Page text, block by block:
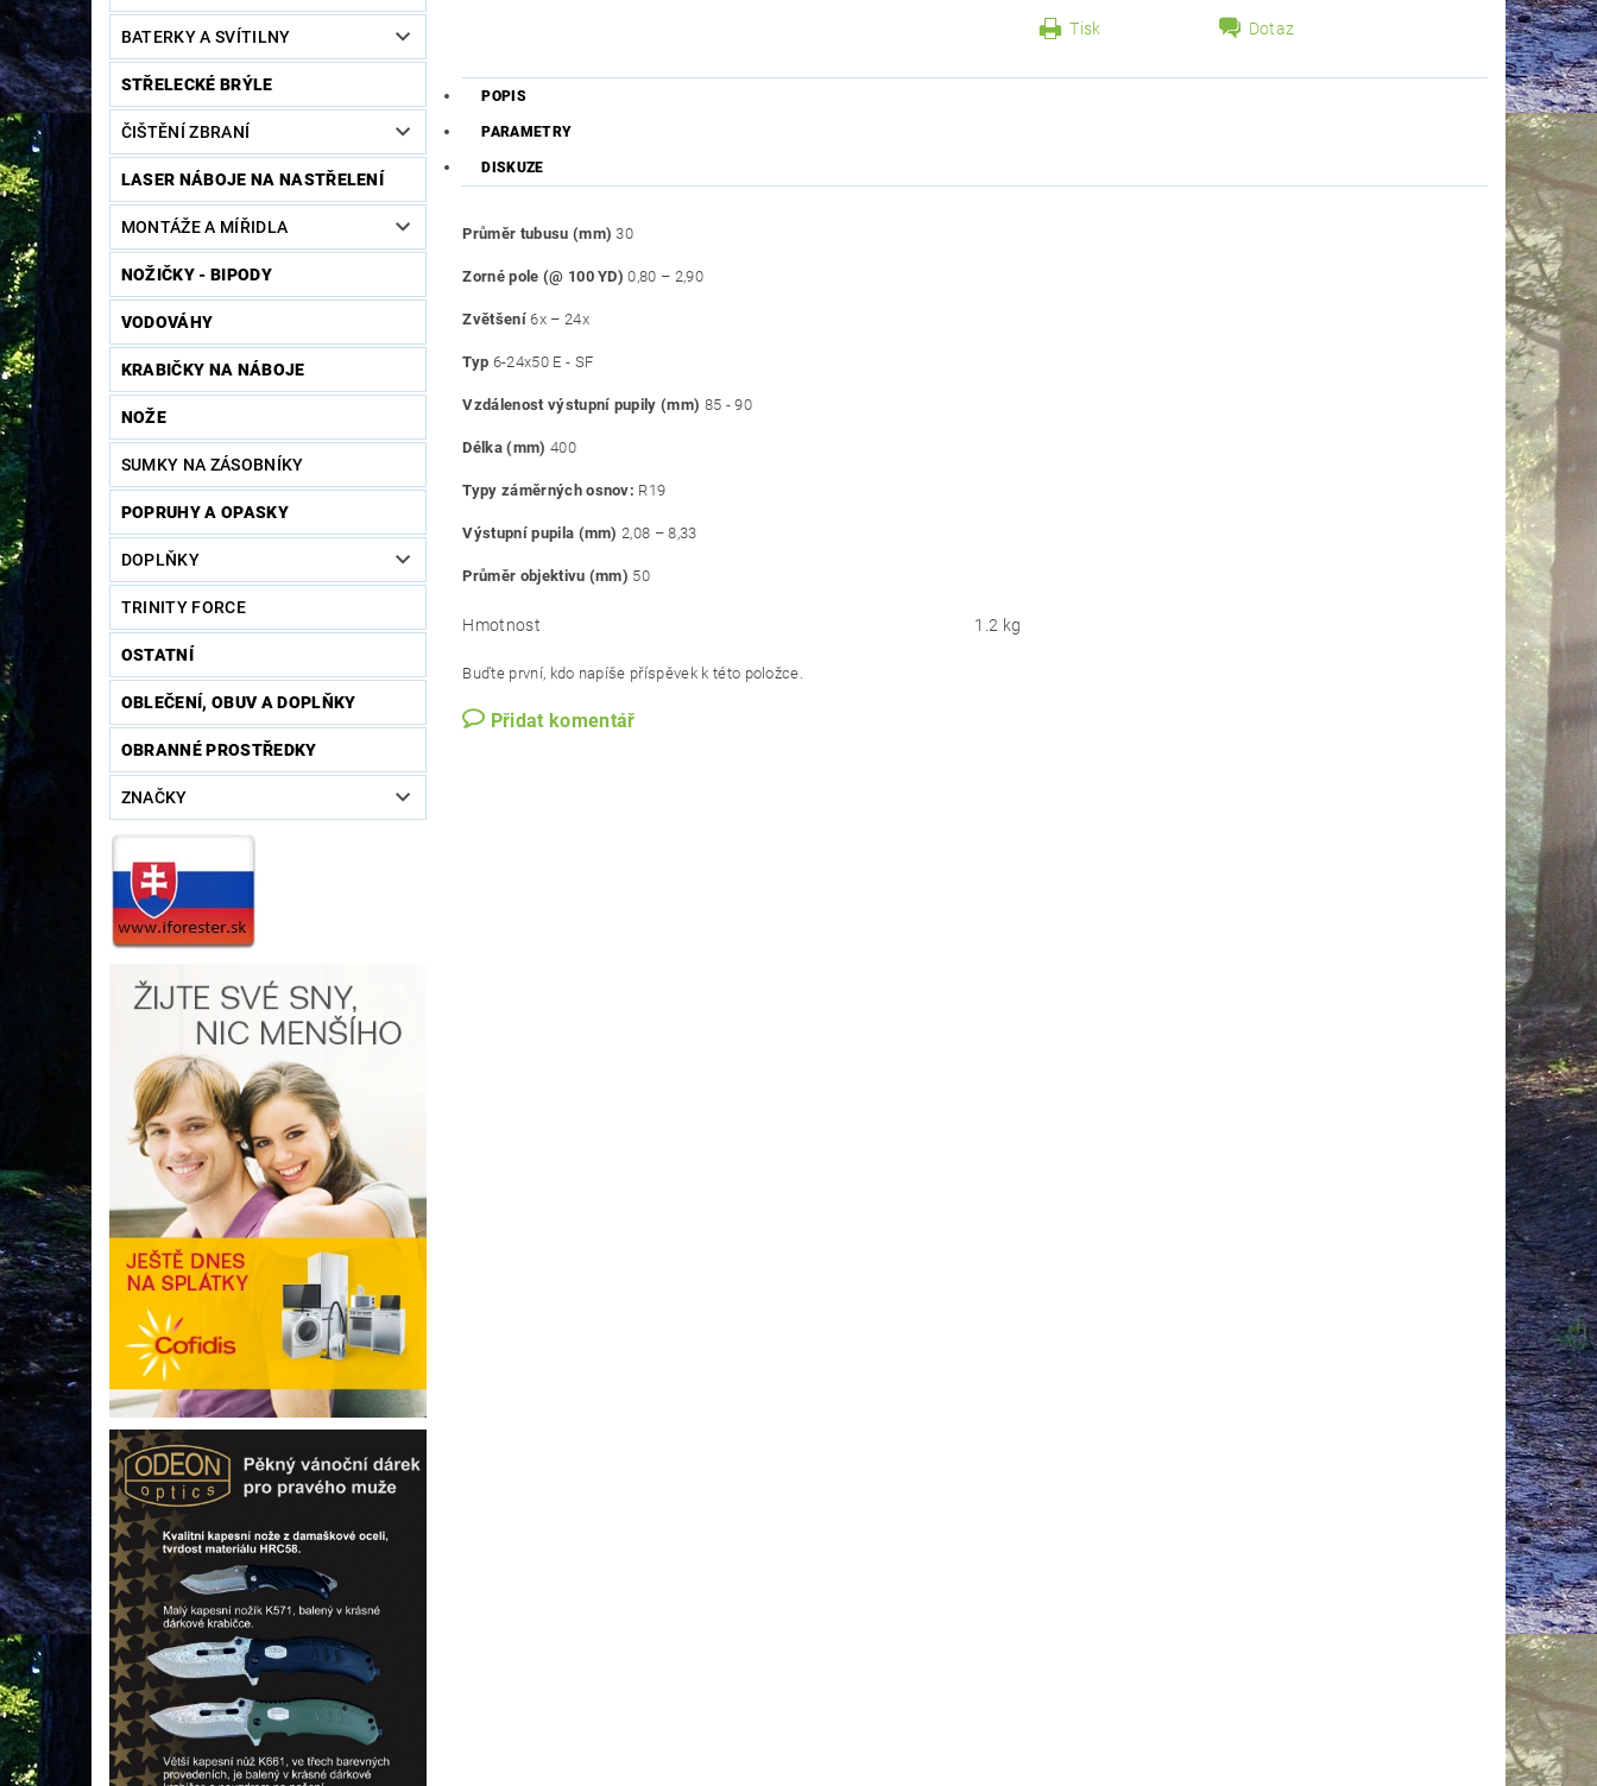
BATERKY A SVÍTILNY
STŘELECKÉ BRÝLE
ČIŠTĚNÍ ZBRANÍ
LASER NÁBOJE NA NASTŘELENÍ
MONTÁŽE A MÍŘIDLA
NOŽIČKY - BIPODY
VODOVÁHY
KRABIČKY NA NÁBOJE
NOŽE
SUMKY NA ZÁSOBNÍKY
POPRUHY A OPASKY
DOPLŇKY
TRINITY FORCE
OSTATNÍ
OBLEČENÍ, OBUV A DOPLŇKY
OBRANNÉ PROSTŘEDKY
ZNAČKY
Tisk Dotaz
POPIS
PARAMETRY
DISKUZE
Průměr tubusu (mm) 30
Zorné pole (@ 100 YD)0,80 – 2,90
Zvětšení6x – 24x
Typ 6-24x50 E - SF
Vzdálenost výstupní pupily (mm) 85 - 90
Délka (mm) 400
Typy záměrných osnov: R19
Výstupní pupila (mm)2,08 – 8,33
Průměr objektivu (mm) 50
Hmotnost 1.2 kg
Buďte první, kdo napíše příspěvek k této položce.
Přidat komentář